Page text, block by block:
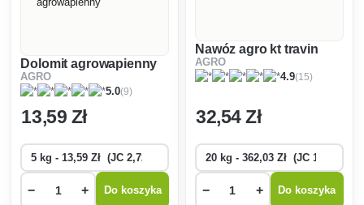
Dolomit agrowapienny
AGRO
5.0(9)
13,59 Zł
− + Do koszyka
Nawóz agro kt travin
AGRO
4.9(15)
32,54 Zł
− + Do koszyka